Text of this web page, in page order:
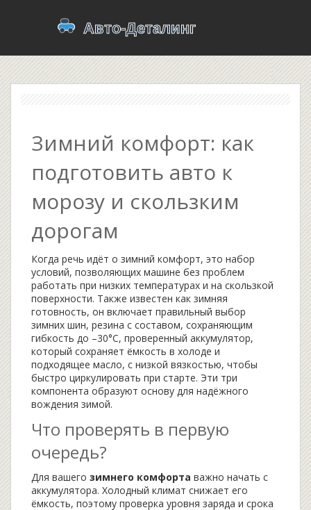
Зимний комфорт: как
подготовить авто к
морозу и скользким
дорогам
Когда речь идёт о зимний комфорт, это набор
условий, позволяющих машине без проблем
работать при низких температурах и на скользкой
поверхности. Также известен как зимняя
готовность, он включает правильный выбор
зимних шин, резина с составом, сохраняющим
гибкость до –30°C, проверенный аккумулятор,
который сохраняет ёмкость в холоде и
подходящее масло, с низкой вязкостью, чтобы
быстро циркулировать при старте. Эти три
компонента образуют основу для надёжного
вождения зимой.
Что проверять в первую
очередь?
Для вашего зимнего комфорта важно начать с
аккумулятора. Холодный климат снижает его
ёмкость, поэтому проверка уровня заряда и срока